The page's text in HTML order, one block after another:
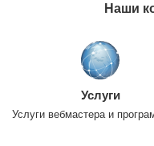
Наши
Услуги
Услуги вебмастера и